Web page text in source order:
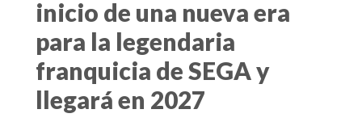
inicio de una nueva era
para la legendaria
franquicia de SEGA y
llegará en 2027